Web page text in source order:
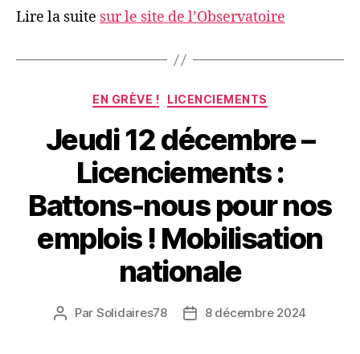
Lire la suite sur le site de l’Observatoire
Catégories
EN GRÈVE ! LICENCIEMENTS
Jeudi 12 décembre –
Licenciements :
Battons-nous pour nos
emplois ! Mobilisation
nationale
Auteur
Par Solidaires78
Date8 décembre 2024